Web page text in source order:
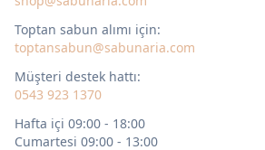
Toptan sabun alımı için:
toptansabun@sabunaria.com
Müşteri destek hattı:
0543 923 1370
Hafta içi 09:00 - 18:00
Cumartesi 09:00 - 13:00